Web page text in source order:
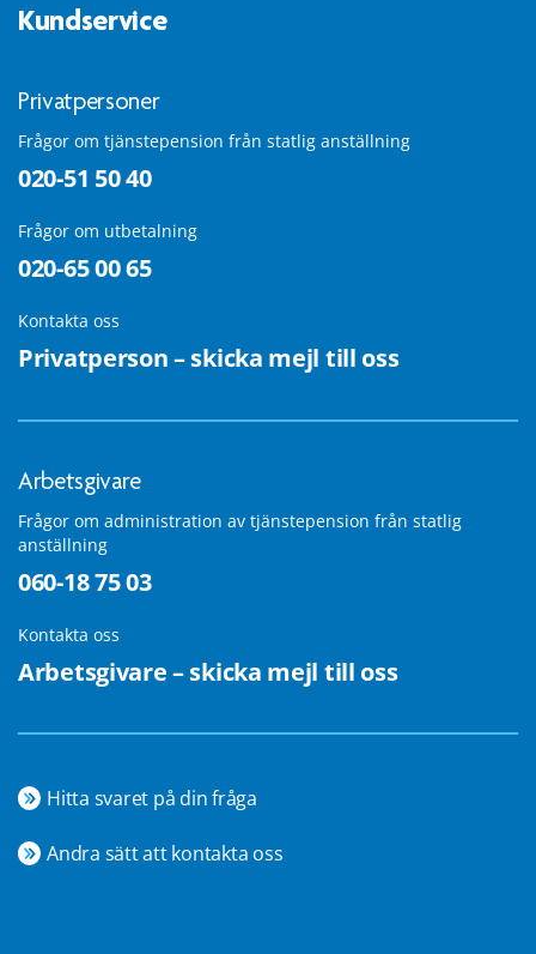
Kundservice
Privatpersoner
Frågor om tjänstepension från statlig anställning
020-51 50 40
Frågor om utbetalning
020-65 00 65
Kontakta oss
Privatperson – skicka mejl till oss
Arbetsgivare
Frågor om administration av tjänstepension från statlig
anställning
060-18 75 03
Kontakta oss
Arbetsgivare – skicka mejl till oss
Hitta svaret på din fråga
Andra sätt att kontakta oss